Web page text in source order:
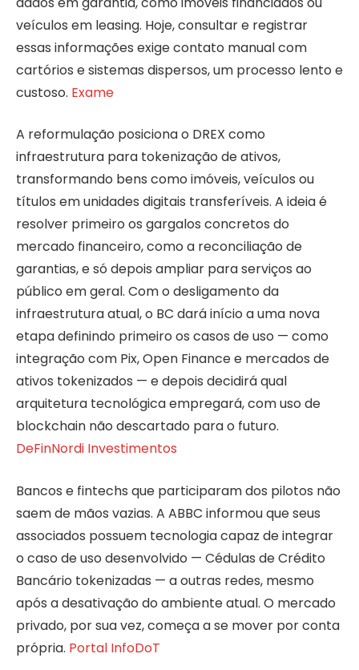
veículos em leasing. Hoje, consultar e registrar
essas informações exige contato manual com
cartórios e sistemas dispersos, um processo lento e
custoso. Exame
A reformulação posiciona o DREX como
infraestrutura para tokenização de ativos,
transformando bens como imóveis, veículos ou
títulos em unidades digitais transferíveis. A ideia é
resolver primeiro os gargalos concretos do
mercado financeiro, como a reconciliação de
garantias, e só depois ampliar para serviços ao
público em geral. Com o desligamento da
infraestrutura atual, o BC dará início a uma nova
etapa definindo primeiro os casos de uso — como
integração com Pix, Open Finance e mercados de
ativos tokenizados — e depois decidirá qual
arquitetura tecnológica empregará, com uso de
blockchain não descartado para o futuro.
DeFinNordi Investimentos
Bancos e fintechs que participaram dos pilotos não
saem de mãos vazias. A ABBC informou que seus
associados possuem tecnologia capaz de integrar
o caso de uso desenvolvido — Cédulas de Crédito
Bancário tokenizadas — a outras redes, mesmo
após a desativação do ambiente atual. O mercado
privado, por sua vez, começa a se mover por conta
própria. Portal InfoDoT